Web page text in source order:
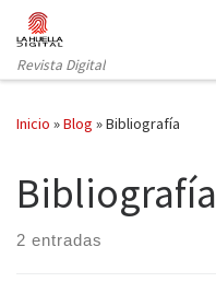
Saltar al contenido
Revista Digital
Inicio »Blog »Bibliografía
Bibliografía
2 entradas